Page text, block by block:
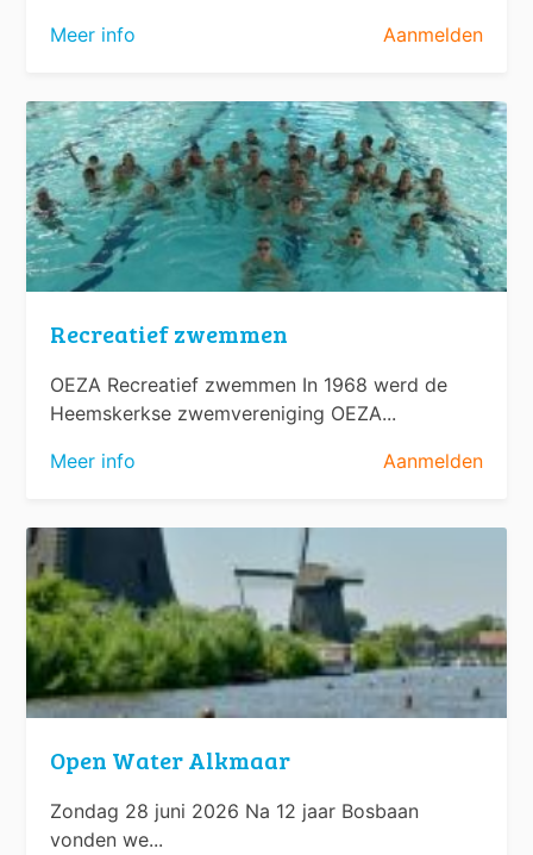
Meer info
Aanmelden
Recreatief zwemmen
OEZA Recreatief zwemmen In 1968 werd de
Heemskerkse zwemvereniging OEZA...
Meer info
Aanmelden
Open Water Alkmaar
Zondag 28 juni 2026 Na 12 jaar Bosbaan
vonden we...